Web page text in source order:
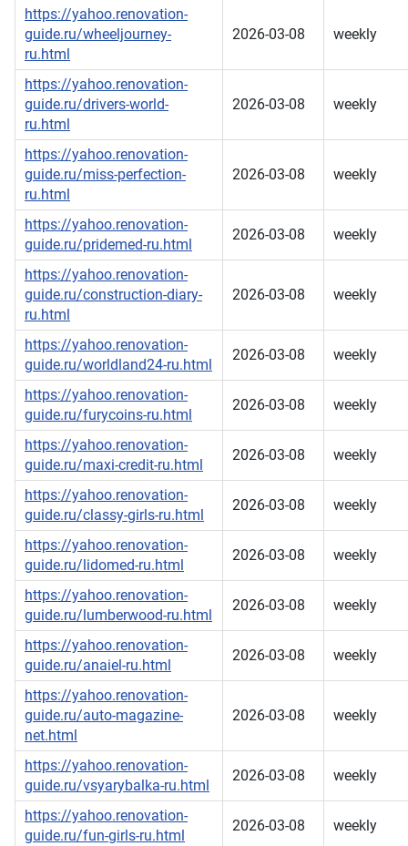
https://yahoo.renovation-
guide.ru/wheeljourney-
ru.html
2026-03-08 weekly
https://yahoo.renovation-
guide.ru/drivers-world-
ru.html
2026-03-08 weekly
https://yahoo.renovation-
guide.ru/miss-perfection-
ru.html
2026-03-08 weekly
https://yahoo.renovation-
guide.ru/pridemed-ru.html
2026-03-08 weekly
https://yahoo.renovation-
guide.ru/construction-diary-
ru.html
2026-03-08 weekly
https://yahoo.renovation-
guide.ru/worldland24-ru.html
2026-03-08 weekly
https://yahoo.renovation-
guide.ru/furycoins-ru.html
2026-03-08 weekly
https://yahoo.renovation-
guide.ru/maxi-credit-ru.html
2026-03-08 weekly
https://yahoo.renovation-
guide.ru/classy-girls-ru.html
2026-03-08 weekly
https://yahoo.renovation-
guide.ru/lidomed-ru.html
2026-03-08 weekly
https://yahoo.renovation-
guide.ru/lumberwood-ru.html
2026-03-08 weekly
https://yahoo.renovation-
guide.ru/anaiel-ru.html
2026-03-08 weekly
https://yahoo.renovation-
guide.ru/auto-magazine-
net.html
2026-03-08 weekly
https://yahoo.renovation-
guide.ru/vsyarybalka-ru.html
2026-03-08 weekly
https://yahoo.renovation-
guide.ru/fun-girls-ru.html
2026-03-08 weekly